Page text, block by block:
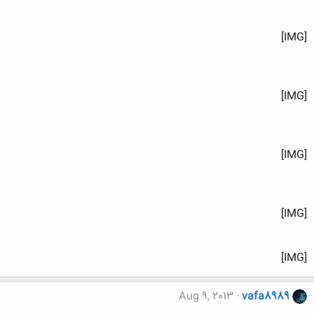
[IMG]
[IMG]
[IMG]
[IMG]
[IMG]
vafa8989
Aug 9, 2013